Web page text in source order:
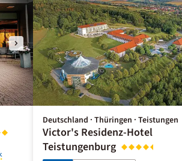
Deutschland · Thüringen · Teistungen
Victor's Residenz-Hotel
Teistungenburg